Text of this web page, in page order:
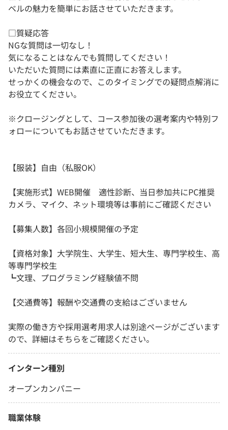
ベルの魅力を簡単にお話させていただきます。
□質疑応答
NGな質問は一切なし！
気になることはなんでも質問してください！
いただいた質問には素直に正直にお答えします。
せっかくの機会なので、このタイミングでの疑問点解消に
お役立てください。
※クロージングとして、コース参加後の選考案内や特別フ
ォローについてもお話させていただきます。
【服装】自由（私服OK）
【実施形式】WEB開催 適性診断、当日参加共にPC推奨
カメラ、マイク、ネット環境等は事前にご確認ください
【募集人数】各回小規模開催の予定
【資格対象】大学院生、大学生、短大生、専門学校生、高
等専門学校生
┗文理、プログラミング経験値不問
【交通費等】報酬や交通費の支給はございません
実際の働き方や採用選考用求人は別途ページがございます
ので、詳細はそちらをご確認ください。
インターン種別
オープンカンパニー
職業体験